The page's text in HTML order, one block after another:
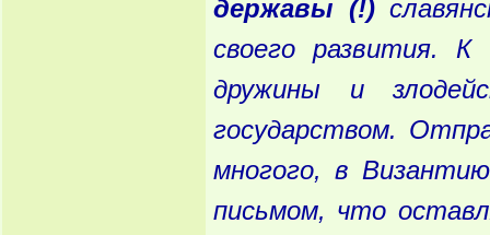
державы (!)
своего развития. К
дружины и
государством.
многого, в Византию
письмом, что